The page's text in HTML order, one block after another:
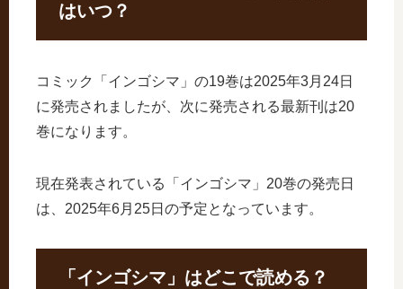
はいつ？
コミック「インゴシマ」の19巻は2025年3月24日
に発売されましたが、次に発売される最新刊は20
巻になります。
現在発表されている「インゴシマ」20巻の発売日
は、2025年6月25日の予定となっています。
「インゴシマ」はどこで読める？